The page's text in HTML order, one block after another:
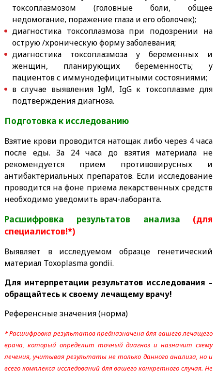
токсоплазмозом (головные боли, общее
недомогание, поражение глаза и его оболочек);
диагностика токсоплазмоза при подозрении на
острую /хроническую форму заболевания;
диагностика токсоплазмоза у беременных и
женщин, планирующих беременность; у
пациентов с иммунодефицитными состояниями;
в случае выявления IgM, IgG к токсоплазме для
подтверждения диагноза.
Подготовка к исследованию
Взятие крови проводится натощак либо через 4 часа
после еды. За 24 часа до взятия материала не
рекомендуется прием противовирусных и
антибактериальных препаратов. Если исследование
проводится на фоне приема лекарственных средств
необходимо уведомить врач-лаборанта.
Расшифровка результатов анализа (для
специалистов!*)
Выявляет в исследуемом образце генетический
материал Toxoplasma gondii.
Для интерпретации результатов исследования –
обращайтесь к своему лечащему врачу!
Референсные значения (норма)
* Расшифровка результатов предназначена для вашего лечащего
врача, который определит точный диагноз и назначит схему
лечения, учитывая результаты не только данного анализа, но и
всего комплекса исследований для вашего конкретного случая. Не